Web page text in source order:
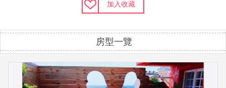
加入收藏
房型一覽